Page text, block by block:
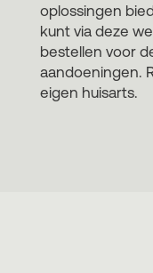
oplossingen
kunt via deze
bestellen voor
aandoeningen.
eigen huisarts.